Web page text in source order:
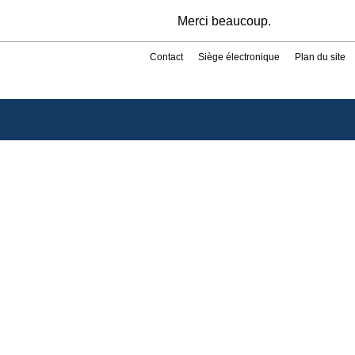
Merci beaucoup.
Contact Siège électronique Plan du site